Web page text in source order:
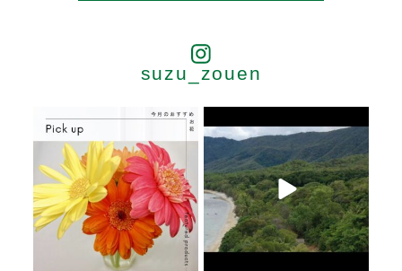
suzu_zouen
6月 20